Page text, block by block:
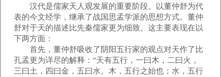
汉代是儒家天人观发展的重要阶段。以董仲舒为代
表的今文经学，继承了战国思孟学派的思想方式。董仲
舒对于天的描述比先秦儒家更为细致。这主要表现在以
下两方面：
首先，董仲舒吸收了阴阳五行家的观点对天作了比
孔孟更为详尽的解释：“天有五行，一曰木，二曰火，
三曰土，四曰金，五曰水。木，五行之始也；水，五行